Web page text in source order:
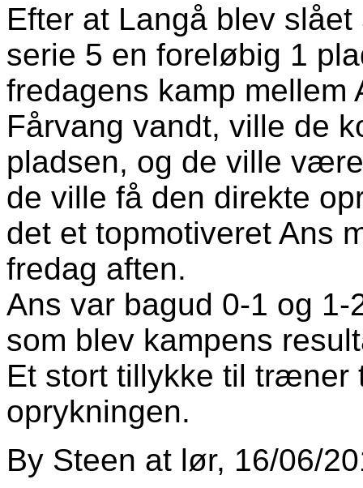
Efter at Langå blev
serie 5 en foreløbig 1
fredagens kamp mellem
Fårvang vandt, ville de
pladsen, og de ville
de ville få den direkte
det et topmotiveret Ans
fredag aften.
Ans var bagud 0-1 og
som blev kampens
Et stort tillykke til træner
oprykningen.
By Steen at lør, 16/06/